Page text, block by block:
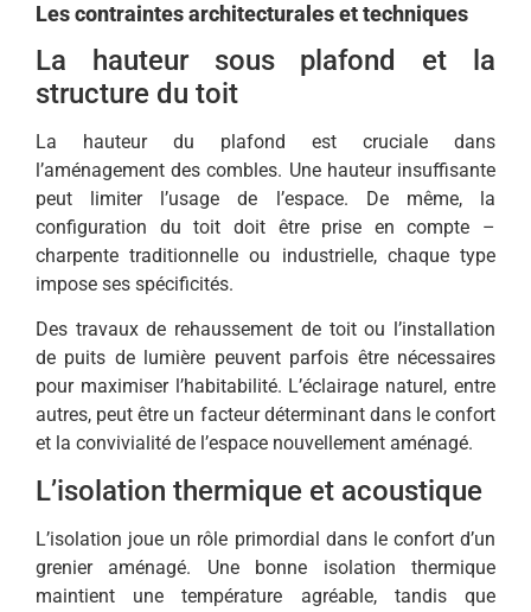
Les contraintes architecturales et techniques
La hauteur sous plafond et la
structure du toit
La hauteur du plafond est cruciale dans
l’aménagement des combles. Une hauteur insuffisante
peut limiter l’usage de l’espace. De même, la
configuration du toit doit être prise en compte –
charpente traditionnelle ou industrielle, chaque type
impose ses spécificités.
Des travaux de rehaussement de toit ou l’installation
de puits de lumière peuvent parfois être nécessaires
pour maximiser l’habitabilité. L’éclairage naturel, entre
autres, peut être un facteur déterminant dans le confort
et la convivialité de l’espace nouvellement aménagé.
L’isolation thermique et acoustique
L’isolation joue un rôle primordial dans le confort d’un
grenier aménagé. Une bonne isolation thermique
maintient une température agréable, tandis que